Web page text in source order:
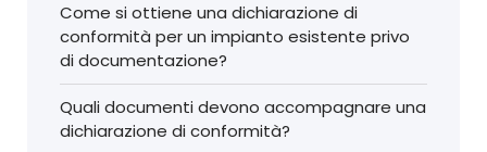
Come si ottiene una dichiarazione di
conformità per un impianto esistente privo
di documentazione?
Quali documenti devono accompagnare una
dichiarazione di conformità?